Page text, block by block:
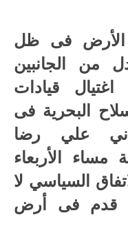
الأرض فى ظل
من الجانبين
قيادات
البحرية فى
علي رضا
الأربعاء
السياسي لا
قدم فى أرض